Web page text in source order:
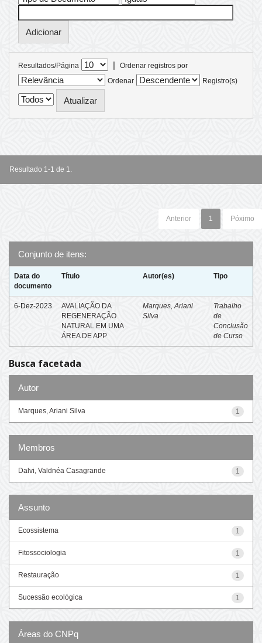
Resultados/Página |
Ordenar registros por
Ordenar
Registro(s)
Resultado 1-1 de 1.
Anterior 1 Póximo
Conjunto de itens:
Data do
documento
Título Autor(es) Tipo
6-Dez-2023
AVALIAÇÃO DA
REGENERAÇÃO
NATURAL EM UMA
ÁREA DE APP
Marques, Ariani
Silva
Trabalho
de
Conclusão
de Curso
Busca facetada
Autor
1
Marques, Ariani Silva
Membros
1
Dalvi, Valdnéa Casagrande
Assunto
1
Ecossistema
1
Fitossociologia
1
Restauração
1
Sucessão ecológica
Áreas do CNPq